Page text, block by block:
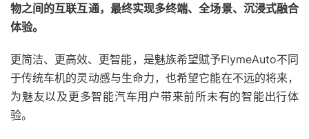
物之间的互联互通，最终实现多终端、全场景、沉浸式融合
体验。
更简洁、更高效、更智能，是魅族希望赋予FlymeAuto不同
于传统车机的灵动感与生命力，也希望它能在不远的将来，
为魅友以及更多智能汽车用户带来前所未有的智能出行体
验。